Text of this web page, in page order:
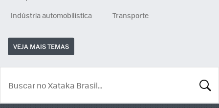
Indústria automobilística
Transporte
VEJA MAIS TEMAS